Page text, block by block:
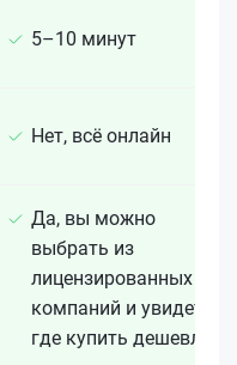
5–10 минут
Нет, всё онлайн
Да, вы можно
выбрать из
лицензированных 15+
компаний и увидеть,
где купить дешевле